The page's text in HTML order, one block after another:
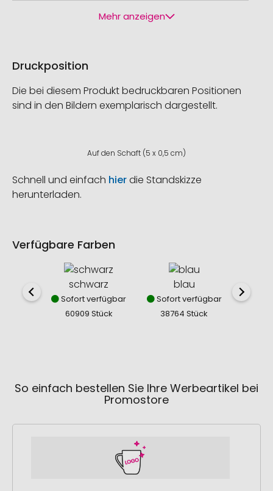
Mehr anzeigen
Druckposition
Die bei diesem Produkt bedruckbaren Positionen
sind in den Bildern exemplarisch dargestellt.
Auf den Schaft (5 x 0,5 cm)
Schnell und einfach hierdie Standskizze
herunterladen.
Verfügbare Farben
schwarz
Sofort verfügbar
60909 Stück
blau
Sofort verfügbar
38764 Stück
So einfach bestellen Sie Ihre Werbeartikel bei
Promostore